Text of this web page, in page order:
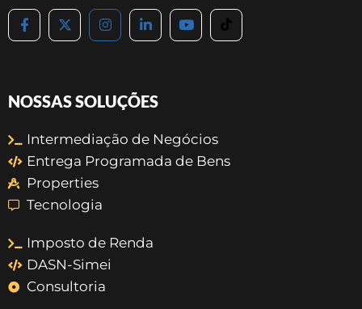
NOSSAS SOLUÇÕES
Intermediação de Negócios
Entrega Programada de Bens
Properties
Tecnologia
Imposto de Renda
DASN-Simei
Consultoria